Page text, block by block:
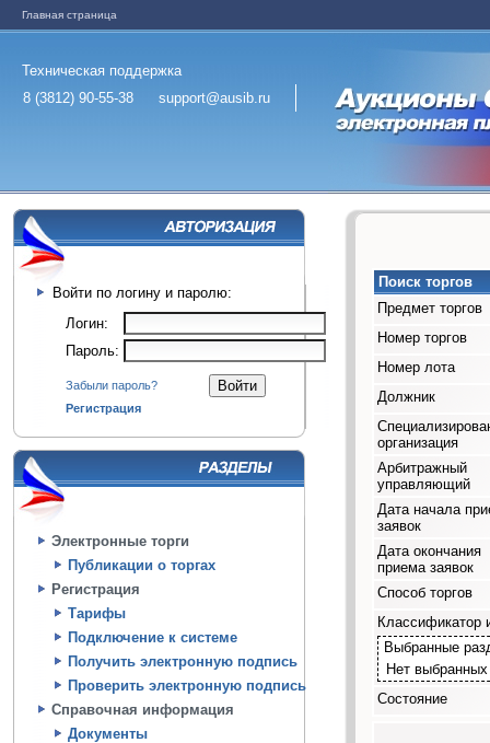
Главная страница
Техническая поддержка
8 (3812) 90-55-38
support@ausib.ru
Войти по логину и паролю:
Логин:
Пароль:
Забыли пароль?
Регистрация
Электронные торги
Публикации о торгах
Регистрация
Тарифы
Подключение к системе
Получить электронную подпись
Проверить электронную подпись
Справочная информация
Документы
Поиск торгов
Предмет торгов
Номер торгов
Номер лота
Должник
организация
Арбитражный
управляющий
Дата начала
заявок
Дата окончания
приема заявок
Способ торгов
Классификатор
Выбранные
Нет
Состояние